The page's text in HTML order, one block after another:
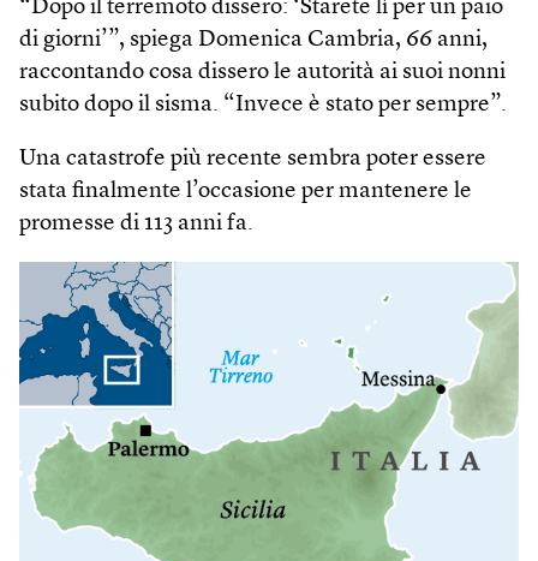
“Dopo il terremoto dissero: ‘Starete lì per un paio
di giorni’”, spiega Domenica Cambria, 66 anni,
raccontando cosa dissero le autorità ai suoi nonni
subito dopo il sisma. “Invece è stato per sempre”.
Una catastrofe più recente sembra poter essere
stata finalmente l’occasione per mantenere le
promesse di 113 anni fa.